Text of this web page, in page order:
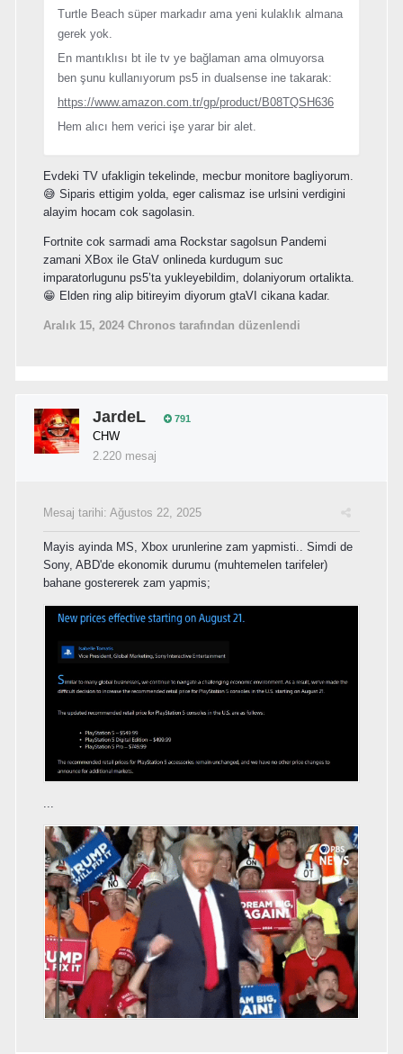
Turtle Beach süper markadır ama yeni kulaklık almana
gerek yok.
En mantıklısı bt ile tv ye bağlaman ama olmuyorsa
ben şunu kullanıyorum ps5 in dualsense ine takarak:
https://www.amazon.com.tr/gp/product/B08TQSH636
Hem alıcı hem verici işe yarar bir alet.
Evdeki TV ufakligin tekelinde, mecbur monitore bagliyorum.
😅 Siparis ettigim yolda, eger calismaz ise urlsini verdigini
alayim hocam cok sagolasin.
Fortnite cok sarmadi ama Rockstar sagolsun Pandemi
zamani XBox ile GtaV onlineda kurdugum suc
imparatorlugunu ps5’ta yukleyebildim, dolaniyorum ortalikta.
😁 Elden ring alip bitireyim diyorum gtaVI cikana kadar.
Aralık 15, 2024 Chronos tarafından düzenlendi
JardeL 791
CHW
2.220 mesaj
Mesaj tarihi: Ağustos 22, 2025
Mayis ayinda MS, Xbox urunlerine zam yapmisti.. Simdi de
Sony, ABD'de ekonomik durumu (muhtemelen tarifeler)
bahane gostererek zam yapmis;
...